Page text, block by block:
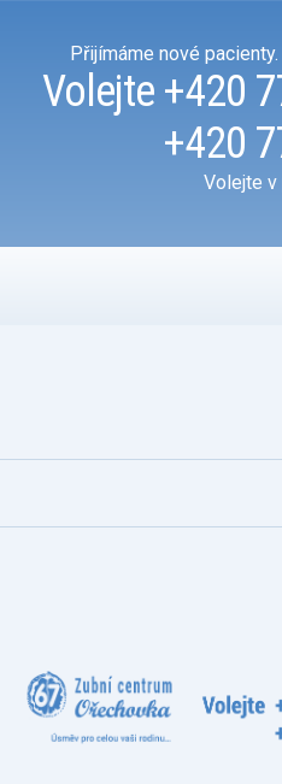
Přijímáme nové
Volejte +420
+420
Volejte v